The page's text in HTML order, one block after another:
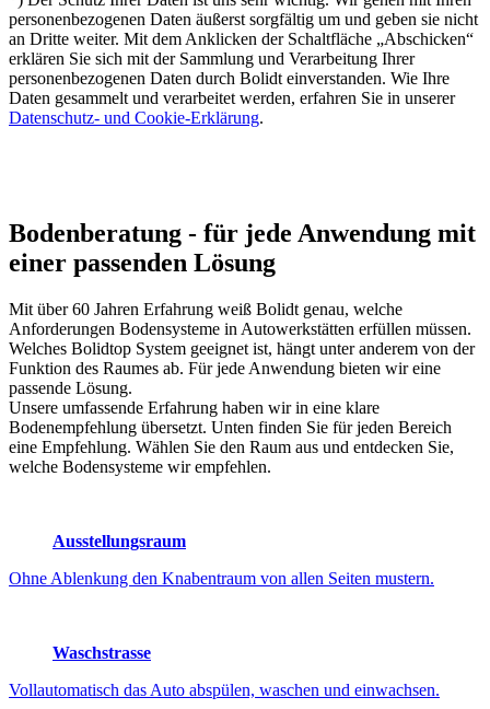
personenbezogenen Daten äußerst sorgfältig um und geben sie nicht
an Dritte weiter. Mit dem Anklicken der Schaltfläche „Abschicken“
erklären Sie sich mit der Sammlung und Verarbeitung Ihrer
personenbezogenen Daten durch Bolidt einverstanden. Wie Ihre
Daten gesammelt und verarbeitet werden, erfahren Sie in unserer
Datenschutz- und Cookie-Erklärung.
Bodenberatung - für jede Anwendung mit
einer passenden Lösung
Mit über 60 Jahren Erfahrung weiß Bolidt genau, welche
Anforderungen Bodensysteme in Autowerkstätten erfüllen müssen.
Welches Bolidtop System geeignet ist, hängt unter anderem von der
Funktion des Raumes ab. Für jede Anwendung bieten wir eine
passende Lösung.
Unsere umfassende Erfahrung haben wir in eine klare
Bodenempfehlung übersetzt. Unten finden Sie für jeden Bereich
eine Empfehlung. Wählen Sie den Raum aus und entdecken Sie,
welche Bodensysteme wir empfehlen.
Ausstellungsraum
Ohne Ablenkung den Knabentraum von allen Seiten mustern.
Waschstrasse
Vollautomatisch das Auto abspülen, waschen und einwachsen.